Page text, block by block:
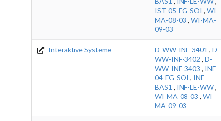
IST-05-FG-SOI , WI-
MA-08-03 , WI-MA-
09-03
Interaktive Systeme D-WW-INF-3401 , D-
WW-INF-3402 , D-
WW-INF-3403 , INF-
04-FG-SOI , INF-
BAS1 , INF-LE-WW,
WI-MA-08-03 , WI-
MA-09-03